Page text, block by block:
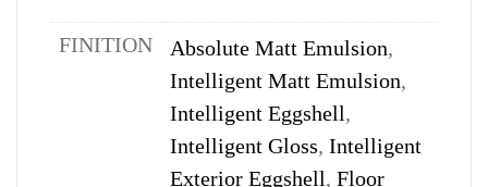
FINITION Absolute Matt Emulsion,
Intelligent Matt Emulsion,
Intelligent Eggshell,
Intelligent Gloss, Intelligent
Exterior Eggshell, Floor